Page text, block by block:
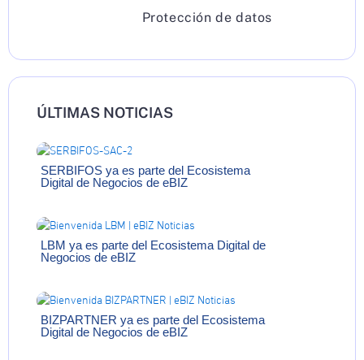
Protección de datos
ÚLTIMAS NOTICIAS
SERBIFOS ya es parte del Ecosistema
Digital de Negocios de eBIZ
LBM ya es parte del Ecosistema Digital de
Negocios de eBIZ
BIZPARTNER ya es parte del Ecosistema
Digital de Negocios de eBIZ